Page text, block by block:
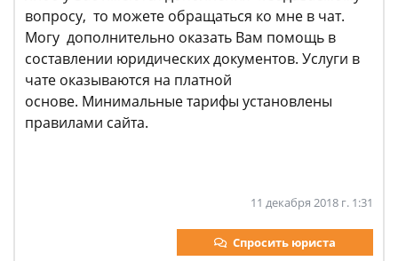
вопросу, то можете обращаться ко мне в чат.
Могу дополнительно оказать Вам помощь в
составлении юридических документов. Услуги в
чате оказываются на платной
основе. Минимальные тарифы установлены
правилами сайта.
11 декабря 2018 г. 1:31
Спросить юриста